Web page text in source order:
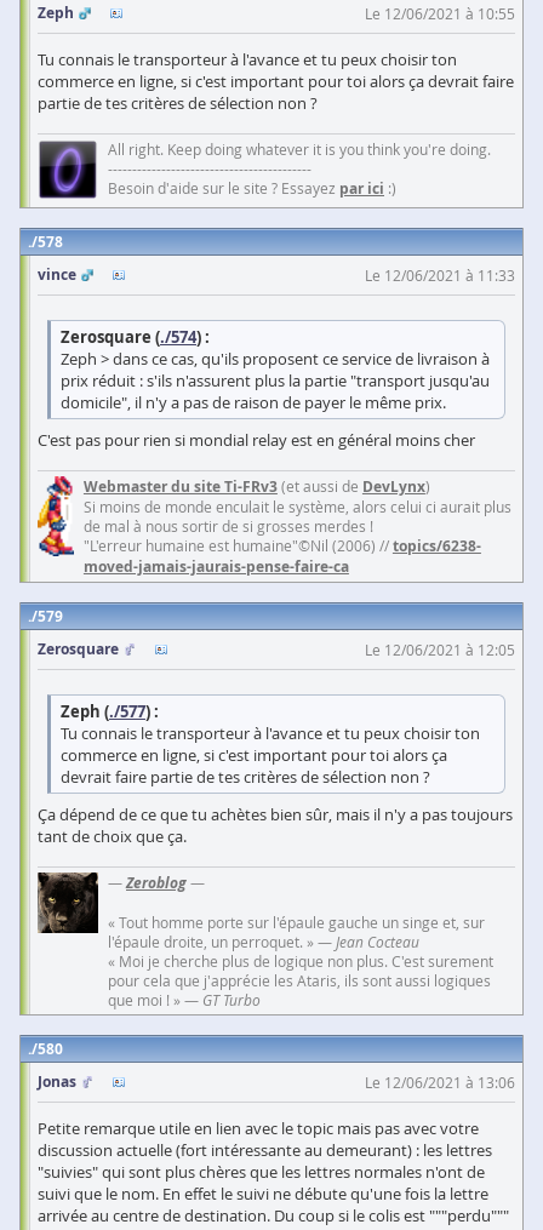
Zeph
Le 12/06/2021 à 10:55
Tu connais le transporteur à l'avance et tu peux choisir ton
commerce en ligne, si c'est important pour toi alors ça devrait faire
partie de tes critères de sélection non ?
All right. Keep doing whatever it is you think you're doing.
------------------------------------------
Besoin d'aide sur le site ? Essayez par ici :)
578
vince
Le 12/06/2021 à 11:33
Zerosquare (./574) :
Zeph > dans ce cas, qu'ils proposent ce service de livraison à
prix réduit : s'ils n'assurent plus la partie "transport jusqu'au
domicile", il n'y a pas de raison de payer le même prix.
C'est pas pour rien si mondial relay est en général moins cher
Webmaster du site Ti-FRv3(et aussi de DevLynx)
Si moins de monde enculait le système, alors celui ci aurait plus
de mal à nous sortir de si grosses merdes !
"L'erreur humaine est humaine"©Nil (2006) //topics/6238-
moved-jamais-jaurais-pense-faire-ca
579
Zerosquare
Le 12/06/2021 à 12:05
Zeph (./577) :
Tu connais le transporteur à l'avance et tu peux choisir ton
commerce en ligne, si c'est important pour toi alors ça
devrait faire partie de tes critères de sélection non ?
Ça dépend de ce que tu achètes bien sûr, mais il n'y a pas toujours
tant de choix que ça.
—Zeroblog—
« Tout homme porte sur l'épaule gauche un singe et, sur
l'épaule droite, un perroquet. » — Jean Cocteau
« Moi je cherche plus de logique non plus. C'est surement
pour cela que j'apprécie les Ataris, ils sont aussi logiques
que moi ! » — GT Turbo
580
Jonas
Le 12/06/2021 à 13:06
Petite remarque utile en lien avec le topic mais pas avec votre
discussion actuelle (fort intéressante au demeurant) : les lettres
"suivies" qui sont plus chères que les lettres normales n'ont de
suivi que le nom. En effet le suivi ne débute qu'une fois la lettre
arrivée au centre de destination. Du coup si le colis est """perdu"""